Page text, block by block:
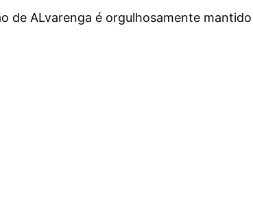
de ALvarenga é orgulhosamente